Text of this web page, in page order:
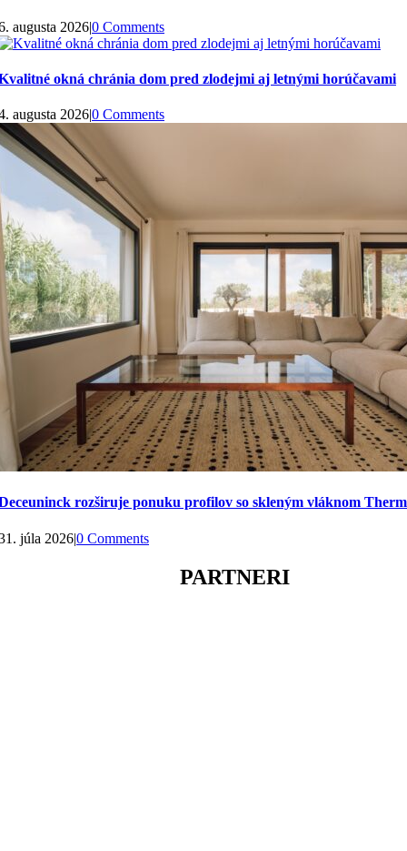
augusta 2026|0 Comments
okná chránia dom pred zlodejmi aj letnými horúčavami
augusta 2026|0 Comments
rozširuje ponuku profilov so skleným vláknom
júla 2026|0 Comments
PARTNERI